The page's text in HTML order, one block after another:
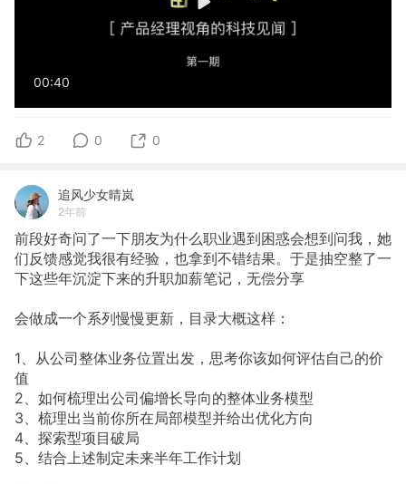
00:40
2 0 0
追风少女晴岚
2年前
前段好奇问了一下朋友为什么职业遇到困惑会想到问我，她
们反馈感觉我很有经验，也拿到不错结果。于是抽空整了一
下这些年沉淀下来的升职加薪笔记，无偿分享
会做成一个系列慢慢更新，目录大概这样：
1、从公司整体业务位置出发，思考你该如何评估自己的价
值
2、如何梳理出公司偏增长导向的整体业务模型
3、梳理出当前你所在局部模型并给出优化方向
4、探索型项目破局
5、结合上述制定未来半年工作计划